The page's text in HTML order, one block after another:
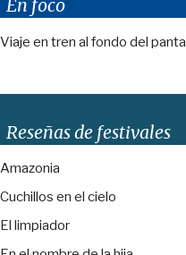
En foco
Viaje en tren al fondo del
Reseñas de festivales
Amazonia
Cuchillos en el cielo
El limpiador